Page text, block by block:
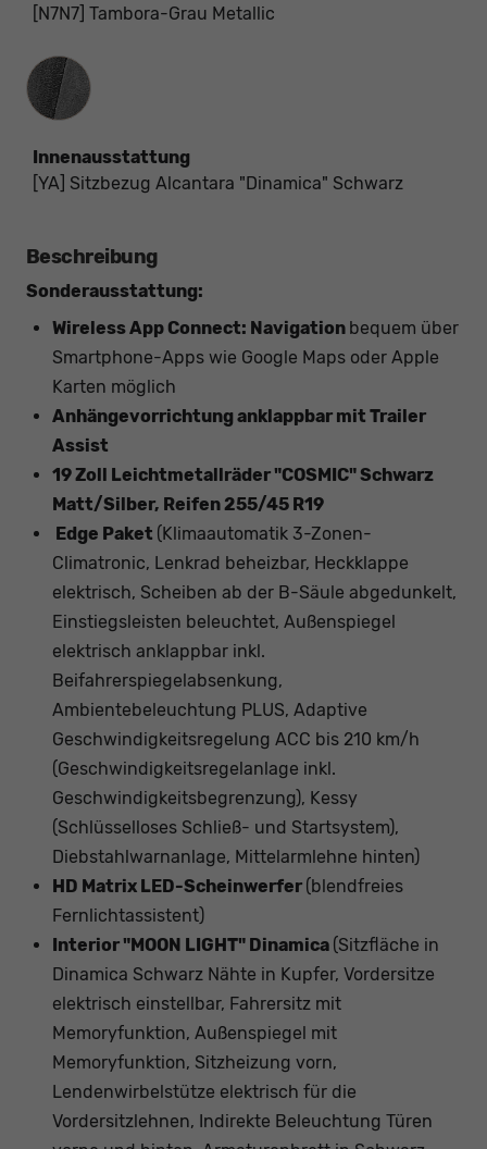
[N7N7] Tambora-Grau Metallic
Innenausstattung
Innenausstattung
[YA] Sitzbezug Alcantara "Dinamica" Schwarz
Beschreibung
Sonderausstattung:
Wireless App Connect: Navigation bequem über
Smartphone-Apps wie Google Maps oder Apple
Karten möglich
Anhängevorrichtung anklappbar mit Trailer
Assist
19 Zoll Leichtmetallräder "COSMIC" Schwarz
Matt/Silber, Reifen 255/45 R19
Edge Paket (Klimaautomatik 3-Zonen-
Climatronic, Lenkrad beheizbar, Heckklappe
elektrisch, Scheiben ab der B-Säule abgedunkelt,
Einstiegsleisten beleuchtet, Außenspiegel
elektrisch anklappbar inkl.
Beifahrerspiegelabsenkung,
Ambientebeleuchtung PLUS, Adaptive
Geschwindigkeitsregelung ACC bis 210 km/h
(Geschwindigkeitsregelanlage inkl.
Geschwindigkeitsbegrenzung), Kessy
(Schlüsselloses Schließ- und Startsystem),
Diebstahlwarnanlage, Mittelarmlehne hinten)
HD Matrix LED-Scheinwerfer (blendfreies
Fernlichtassistent)
Interior "MOON LIGHT" Dinamica (Sitzfläche in
Dinamica Schwarz Nähte in Kupfer, Vordersitze
elektrisch einstellbar, Fahrersitz mit
Memoryfunktion, Außenspiegel mit
Memoryfunktion, Sitzheizung vorn,
Lendenwirbelstütze elektrisch für die
Vordersitzlehnen, Indirekte Beleuchtung Türen